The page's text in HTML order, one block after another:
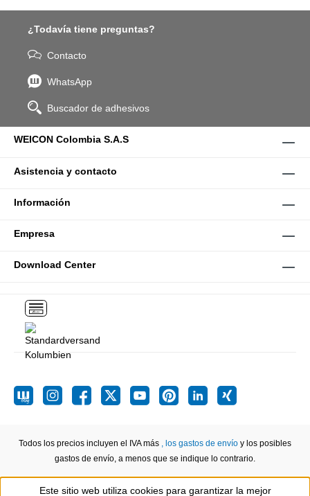
¿Todavía tiene preguntas?
Contacto
WhatsApp
Buscador de adhesivos
WEICON Colombia S.A.S
Asistencia y contacto
Información
Empresa
Download Center
Todos los precios incluyen el IVA más , los gastos de envío y los posibles
gastos de envío, a menos que se indique lo contrario.
Este sitio web utiliza cookies para garantizar la mejor